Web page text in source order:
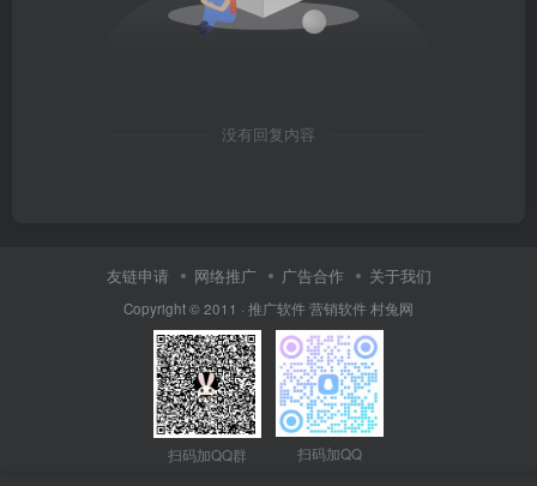
没有回复内容
友链申请 网络推广 广告合作 关于我们
Copyright © 2011 · 推广软件营销软件村兔网
扫码加QQ群 扫码加QQ